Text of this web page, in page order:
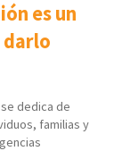
es un
darlo
dedica de
familias y